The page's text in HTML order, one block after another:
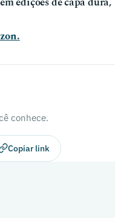
conhece.
Copiar link